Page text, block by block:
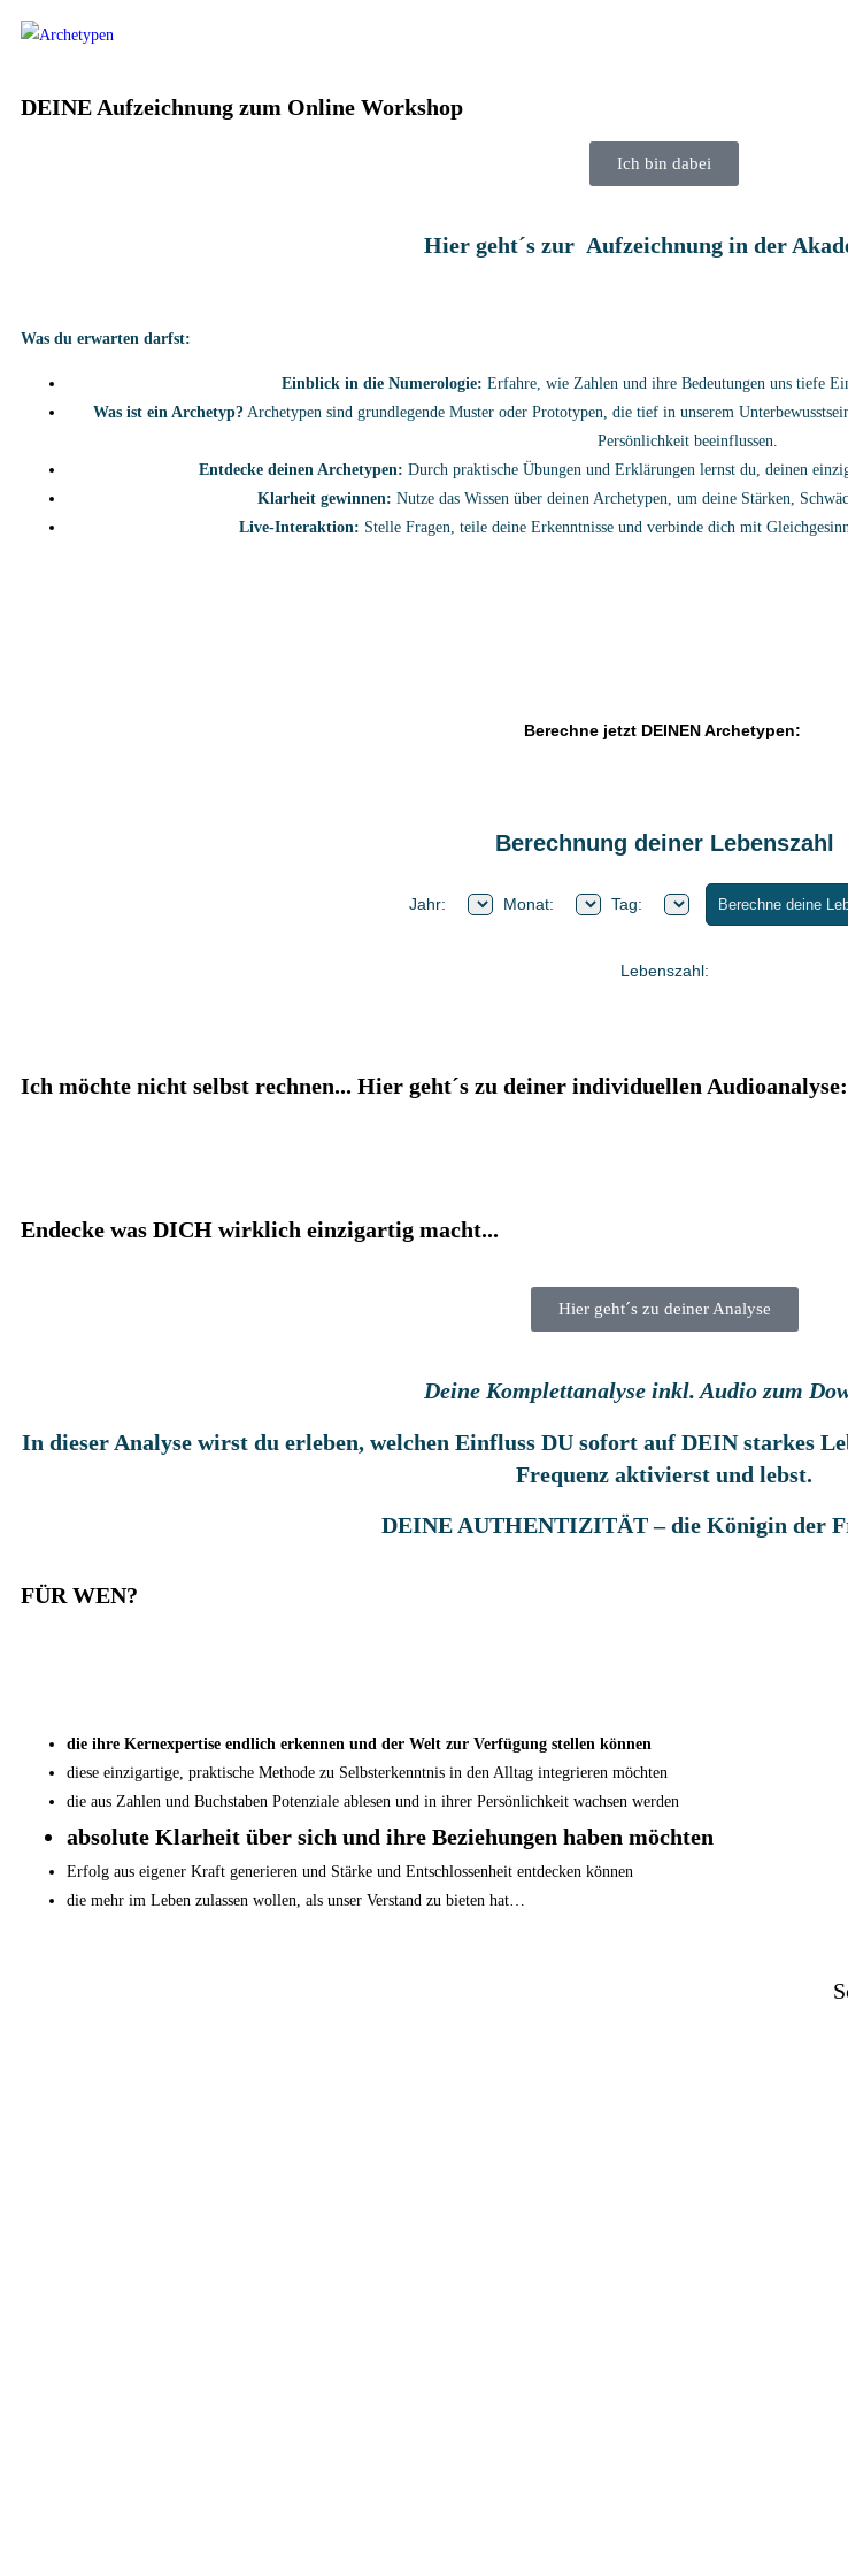
DEINE Aufzeichnung zum Online Workshop
Ich bin dabei
Hier geht´s zur Aufzeichnung in der
Was du erwarten darfst:
Einblick in die Numerologie: Erfahre, wie Zahlen und ihre Bedeutungen uns tiefe
Was ist ein Archetyp?Archetypen sind grundlegende Muster oder Prototypen, die tief in unserem
Persönlichkeit beeinflussen.
Entdecke deinen Archetypen: Durch praktische Übungen und Erklärungen lernst du, deinen
Klarheit gewinnen: Nutze das Wissen über deinen Archetypen, um deine Stärken,
Live-Interaktion: Stelle Fragen, teile deine Erkenntnisse und verbinde dich mit
Berechne jetzt DEINEN Archetypen:
Berechnung deiner Lebenszahl
Jahr: Monat: Tag: Berechne deine
Lebenszahl:
Ich möchte nicht selbst rechnen... Hier geht´s zu deiner individuellen Audioanalyse:
Endecke was DICH wirklich einzigartig macht...
Hier geht´s zu deiner Analyse
Deine Komplettanalyse inkl. Audio zum
In dieser Analyse wirst du erleben, welchen Einfluss DU sofort auf DEIN starkes
Frequenz aktivierst und lebst.
DEINE AUTHENTIZITÄT – die Königin der
FÜR WEN?
die ihre Kernexpertise endlich erkennen und der Welt zur Verfügung stellen können
diese einzigartige, praktische Methode zu Selbsterkenntnis in den Alltag integrieren möchten
die aus Zahlen und Buchstaben Potenziale ablesen und in ihrer Persönlichkeit wachsen werden
absolute Klarheit über sich und ihre Beziehungen haben möchten
Erfolg aus eigener Kraft generieren und Stärke und Entschlossenheit entdecken können
die mehr im Leben zulassen wollen, als unser Verstand zu bieten hat…